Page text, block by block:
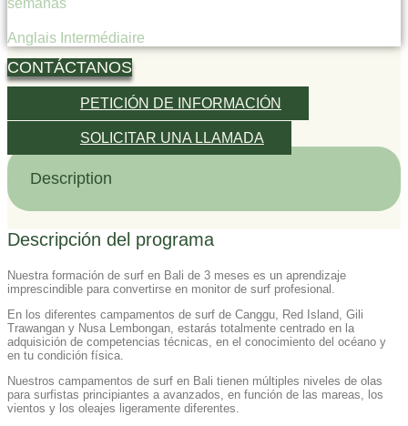
semanas
Anglais Intermédiaire
CONTÁCTANOS
PETICIÓN DE INFORMACIÓN
SOLICITAR UNA LLAMADA
Description
Descripción del programa
Nuestra formación de surf en Bali de 3 meses es un aprendizaje
imprescindible para convertirse en monitor de surf profesional.
En los diferentes campamentos de surf de Canggu, Red Island, Gili
Trawangan y Nusa Lembongan, estarás totalmente centrado en la
adquisición de competencias técnicas, en el conocimiento del océano y
en tu condición física.
Nuestros campamentos de surf en Bali tienen múltiples niveles de olas
para surfistas principiantes a avanzados, en función de las mareas, los
vientos y los oleajes ligeramente diferentes.